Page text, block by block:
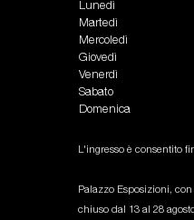
Lunedì
Martedì
Mercoledì
Giovedì
Venerdì
Sabato
Domenica
L'ingresso è consentito
Palazzo Esposizioni,
chiuso dal 13 al 28